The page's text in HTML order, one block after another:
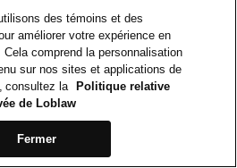
des témoins et des
améliorer votre expérience en
comprend la personnalisation
sur nos sites et applications de
consultez la
Politique relative
de Loblaw
Fermer